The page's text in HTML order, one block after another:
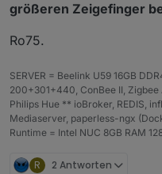
größeren Zeigefinger
Ro75.
SERVER = Beelink U59 16GB
200+301+440, ConBee II, Zigbee
Philips Hue ** ioBroker, REDIS,
Mediaserver, paperless-ngx
Runtime = Intel NUC 8GB RAM
R 2 Antworten